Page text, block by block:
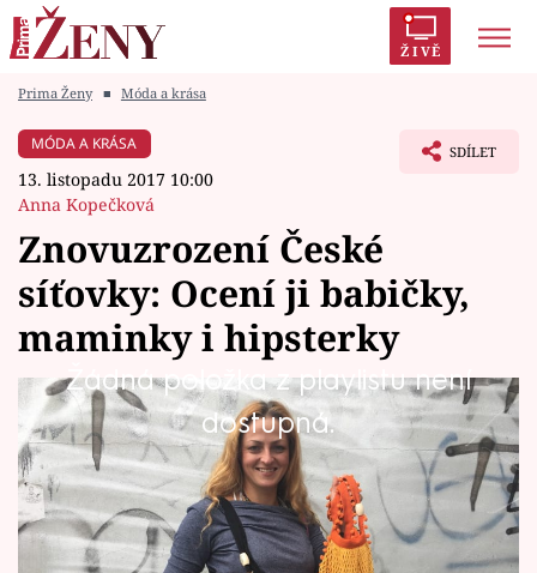
ŽIVĚ
Módní alarm
Témata
Celebrity
Vztahy
Seriály
Horoskopy
Prima Ženy ■ Móda a krása
MÓDA A KRÁSA
13. listopadu 2017 10:00
Anna Kopečková
SDÍLET
Znovuzrození České
síťovky: Ocení ji babičky,
maminky i hipsterky
Žádná položka z playlistu není
dostupná.
Zakladatelka České síťovky Karolína Pechová
si vzala na starost renesanci legendární tašky,
kterou s oblibou používaly naše babičky, a
kterou povýšila na elegantní a praktický
módní doplněk.